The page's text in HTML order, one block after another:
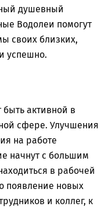
душевный
Водолеи помогут
своих близких,
успешно.
активной в
сфере. Улучшения
на работе
начнут с большим
в рабочей
появление новых
и коллег, к